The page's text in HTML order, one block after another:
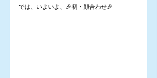
では、いよいよ、🎉初・顔合わせ🎉